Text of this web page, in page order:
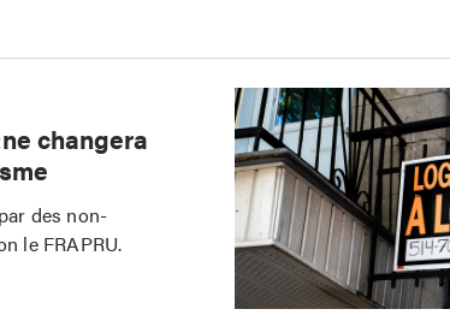
changera
des non-
le FRAPRU.